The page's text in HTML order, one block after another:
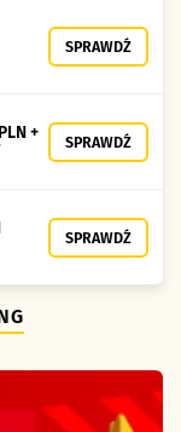
SPRAWDŹ
+
SPRAWDŹ
SPRAWDŹ